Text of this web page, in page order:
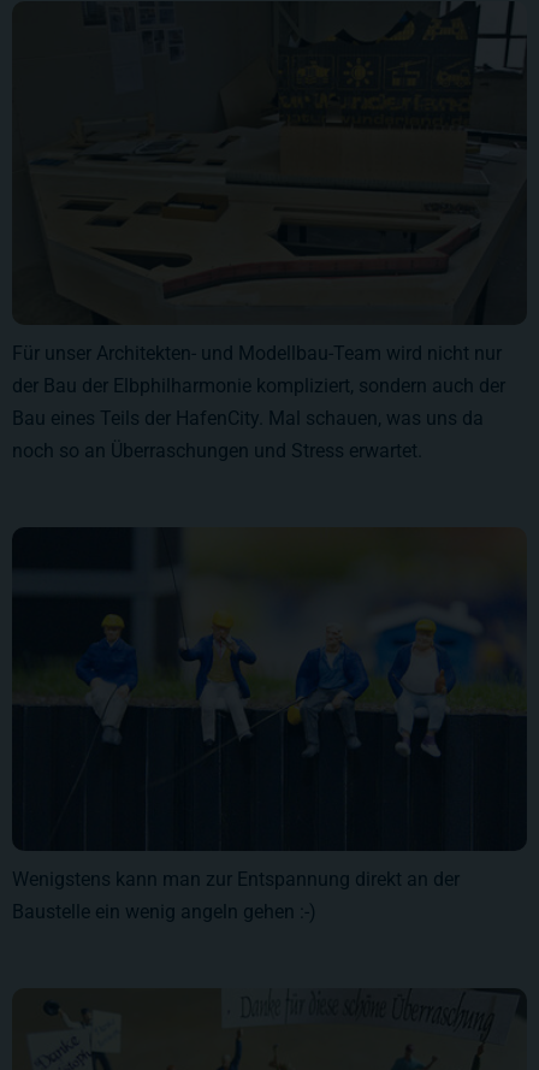
Für unser Architekten- und Modellbau-Team wird nicht nur
der Bau der Elbphilharmonie kompliziert, sondern auch der
Bau eines Teils der HafenCity. Mal schauen, was uns da
noch so an Überraschungen und Stress erwartet.
Wenigstens kann man zur Entspannung direkt an der
Baustelle ein wenig angeln gehen :-)